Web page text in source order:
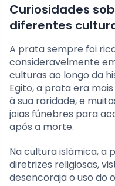
Curiosidades
diferentes
A prata sempre foi
consideravelmente
culturas ao longo da
Egito, a prata era
à sua raridade, e
joias fúnebres para
após a morte.
Na cultura islâmica, a
diretrizes religiosas,
desencoraja o uso do